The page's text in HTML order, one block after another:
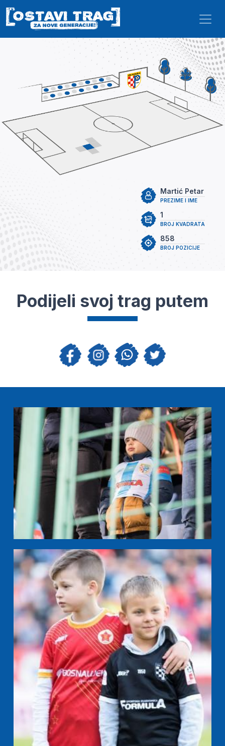
Skip to main content
PREZIME I IME
Martić Petar
BROJ KVADRATA
1
BROJ POZICIJE
858
Podijeli svoj trag putem